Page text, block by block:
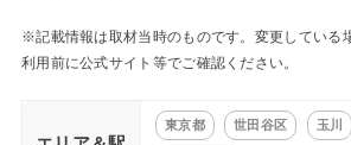
※記載情報は取材当時のものです。変更している
利用前に公式サイト等でご確認ください。
東京都 世田谷区 玉川